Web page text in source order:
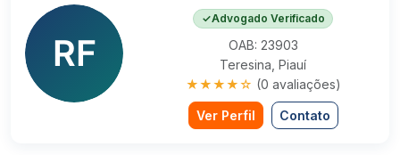
✓Advogado Verificado
OAB: 23903
Teresina, Piauí
★★★★☆ (0 avaliações)
Ver Perfil Contato